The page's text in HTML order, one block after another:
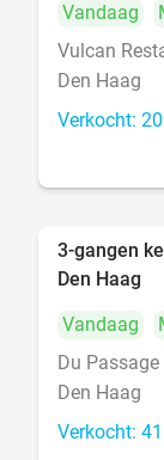
Vandaag
Vulcan
Den Haag
Verkocht:
3-gangen
Den Haag
Vandaag
Du Passage
Den Haag
Verkocht: